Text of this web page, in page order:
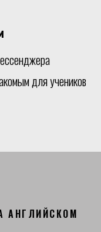
для учеников
АНГЛИЙСКОМ